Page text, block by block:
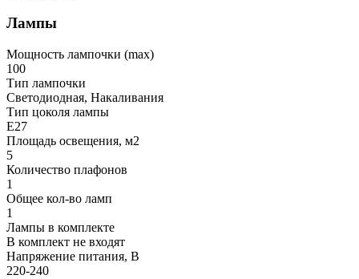
Лампы
Мощность лампочки (max)
100
Тип лампочки
Светодиодная, Накаливания
Тип цоколя лампы
E27
Площадь освещения, м2
5
Количество плафонов
1
Общее кол-во ламп
1
Лампы в комплекте
В комплект не входят
Напряжение питания, В
220-240